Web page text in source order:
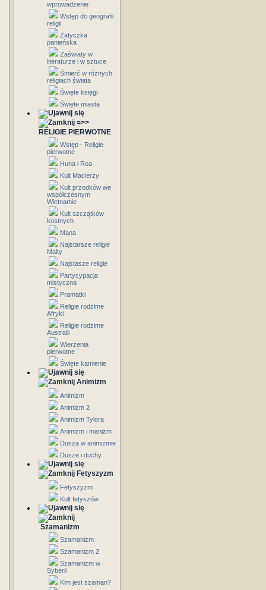
wprowadzenie
Wstęp do geografii
religii
Zatyczka
panieńska
Zaświaty w
literaturze i w sztuce
Śmierć w różnych
religiach świata
Święte księgi
Święte miasta
=>>
RELIGIE PIERWOTNE
Wstęp - Religie
pierwotne
Huna i Roa
Kult Macierzy
Kult przodków we
współczesnym
Wietnamie
Kult szczątków
kostnych
Mana
Najstarsze religie
Malty
Najstasze religie
Partycypacja
mistyczna
Pramatki
Religie rodzime
Afryki
Religie rodzime
Australii
Wierzenia
pierwotne
Święte kamienie
Animizm
Animizm
Animizm 2
Animizm Tylora
Animizm i manizm
Dusza w animizmie
Dusze i duchy
Fetyszyzm
Fetyszyzm
Kult fetyszów
Szamanizm
Szamanizm
Szamanizm 2
Szamanizm w
Syberii
Kim jest szaman?